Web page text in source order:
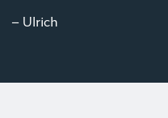
– Ulrich